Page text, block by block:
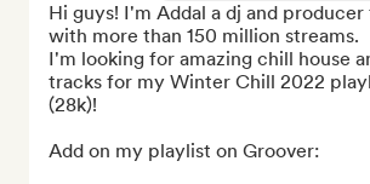
Hi guys! I'm Addal a dj and
with more than 150 million streams.
I'm looking for amazing chill house
tracks for my Winter Chill 2022
(28k)!
Add on my playlist on Groover: